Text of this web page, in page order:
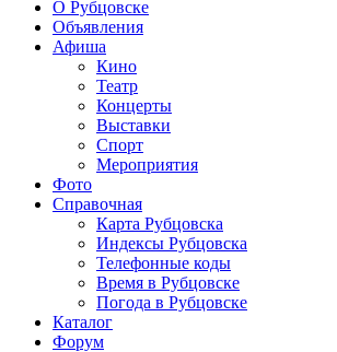
О Рубцовске
Объявления
Афиша
Кино
Театр
Концерты
Выставки
Спорт
Мероприятия
Фото
Справочная
Карта Рубцовска
Индексы Рубцовска
Телефонные коды
Время в Рубцовске
Погода в Рубцовске
Каталог
Форум